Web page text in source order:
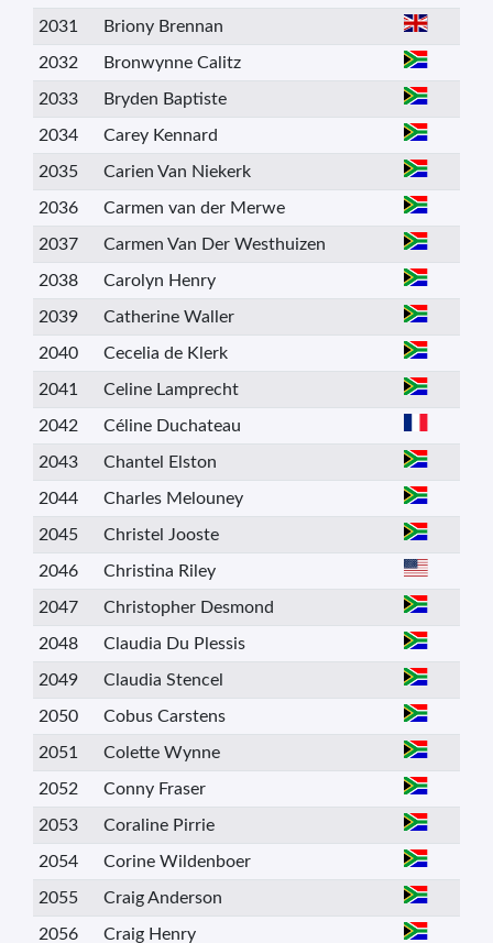
2031 Briony Brennan
2032 Bronwynne Calitz
2033 Bryden Baptiste
2034 Carey Kennard
2035 Carien Van Niekerk
2036 Carmen van der Merwe
2037 Carmen Van Der Westhuizen
2038 Carolyn Henry
2039 Catherine Waller
2040 Cecelia de Klerk
2041 Celine Lamprecht
2042 Céline Duchateau
2043 Chantel Elston
2044 Charles Melouney
2045 Christel Jooste
2046 Christina Riley
2047 Christopher Desmond
2048 Claudia Du Plessis
2049 Claudia Stencel
2050 Cobus Carstens
2051 Colette Wynne
2052 Conny Fraser
2053 Coraline Pirrie
2054 Corine Wildenboer
2055 Craig Anderson
2056 Craig Henry